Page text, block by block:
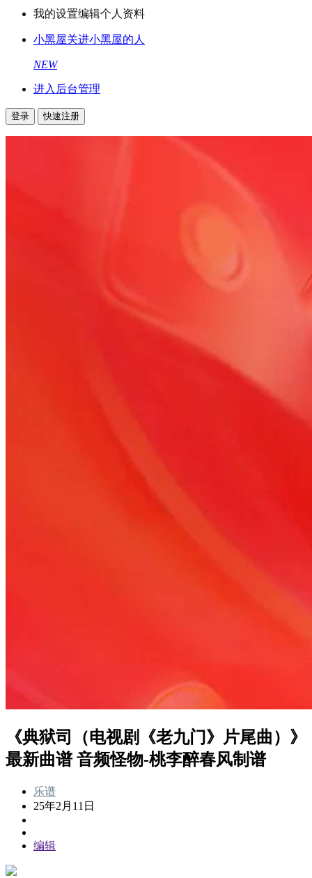
我的设置编辑个人资料
小黑屋关进小黑屋的人
NEW
进入后台管理
登录 快速注册
《典狱司（电视剧《老九门》片尾曲）》
最新曲谱 音频怪物-桃李醉春风制谱
乐谱
25年2月11日
编辑